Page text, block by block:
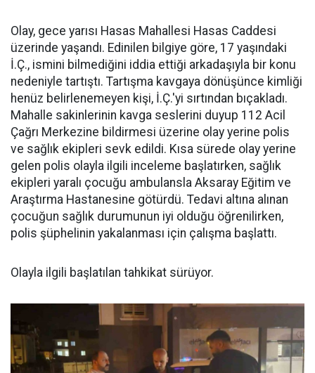
Olay, gece yarısı Hasas Mahallesi Hasas Caddesi
üzerinde yaşandı. Edinilen bilgiye göre, 17 yaşındaki
İ.Ç., ismini bilmediğini iddia ettiği arkadaşıyla bir konu
nedeniyle tartıştı. Tartışma kavgaya dönüşünce kimliği
henüz belirlenemeyen kişi, İ.Ç.'yi sırtından bıçakladı.
Mahalle sakinlerinin kavga seslerini duyup 112 Acil
Çağrı Merkezine bildirmesi üzerine olay yerine polis
ve sağlık ekipleri sevk edildi. Kısa sürede olay yerine
gelen polis olayla ilgili inceleme başlatırken, sağlık
ekipleri yaralı çocuğu ambulansla Aksaray Eğitim ve
Araştırma Hastanesine götürdü. Tedavi altına alınan
çocuğun sağlık durumunun iyi olduğu öğrenilirken,
polis şüphelinin yakalanması için çalışma başlattı.
Olayla ilgili başlatılan tahkikat sürüyor.